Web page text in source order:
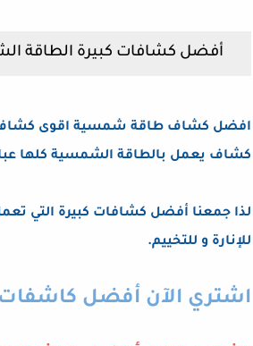
أفضل كشافات كبيرة الطاقة الشمسية خارجية لعام
افضل كشاف طاقة شمسية اقوى كشاف
كشاف يعمل بالطاقة الشمسية كلها
للإنارة و للتخييم.
اشتري الآن أفضل